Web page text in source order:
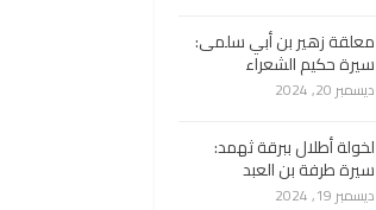
معلقة زهير بن أبي سلمى:
سيرة حكيم الشعراء
ديسمبر 20, 2024
لخولة أطلال ببرقة ثهمد:
سيرة طرفة بن العبد
ديسمبر 19, 2024